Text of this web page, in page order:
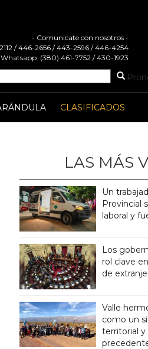
- Comunicate con nosotros -
/ 446-2656 / 443-2596 / 446-4254
Whatsapp: (380) 461-7752 / 430-1923
CLASIFICADOS
LAS MÁS
Un
Provincial
laboral y
Los
rol clave
de
Valle
como un
territorial y